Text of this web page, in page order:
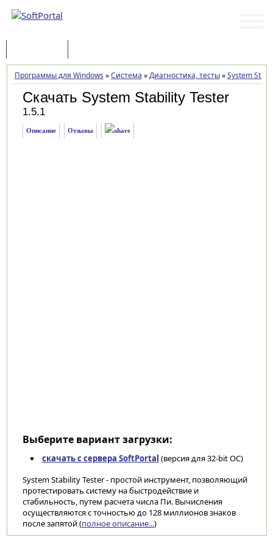
Программы для Windows »Система »Диагностика, тесты»System
Скачать System Stability Tester
1.5.1
Описание Отзывы
Выберите вариант загрузки:
скачать с сервера SoftPortal (версия для 32-bit ОС)
System Stability Tester - простой инструмент, позволяющий
протестировать систему на быстродействие и
стабильность, путем расчета числа Пи. Вычисления
осуществляются с точностью до 128 миллионов знаков
после запятой (полное описание...)